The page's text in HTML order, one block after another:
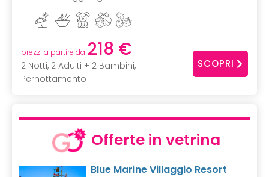
prezzi a partire da 218 €
2 Notti, 2 Adulti + 2 Bambini,
Pernottamento
SCOPRI
Offerte in vetrina
Blue Marine Villaggio Resort